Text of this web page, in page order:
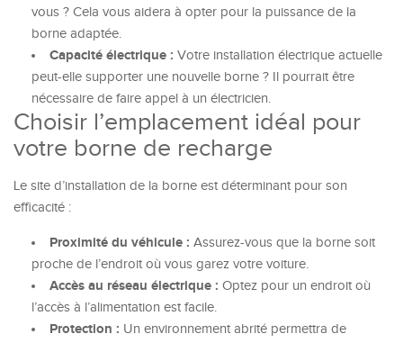
vous ? Cela vous aidera à opter pour la puissance de la
borne adaptée.
Capacité électrique : Votre installation électrique actuelle
peut-elle supporter une nouvelle borne ? Il pourrait être
nécessaire de faire appel à un électricien.
Choisir l’emplacement idéal pour
votre borne de recharge
Le site d’installation de la borne est déterminant pour son
efficacité :
Proximité du véhicule : Assurez-vous que la borne soit
proche de l’endroit où vous garez votre voiture.
Accès au réseau électrique : Optez pour un endroit où
l’accès à l’alimentation est facile.
Protection : Un environnement abrité permettra de